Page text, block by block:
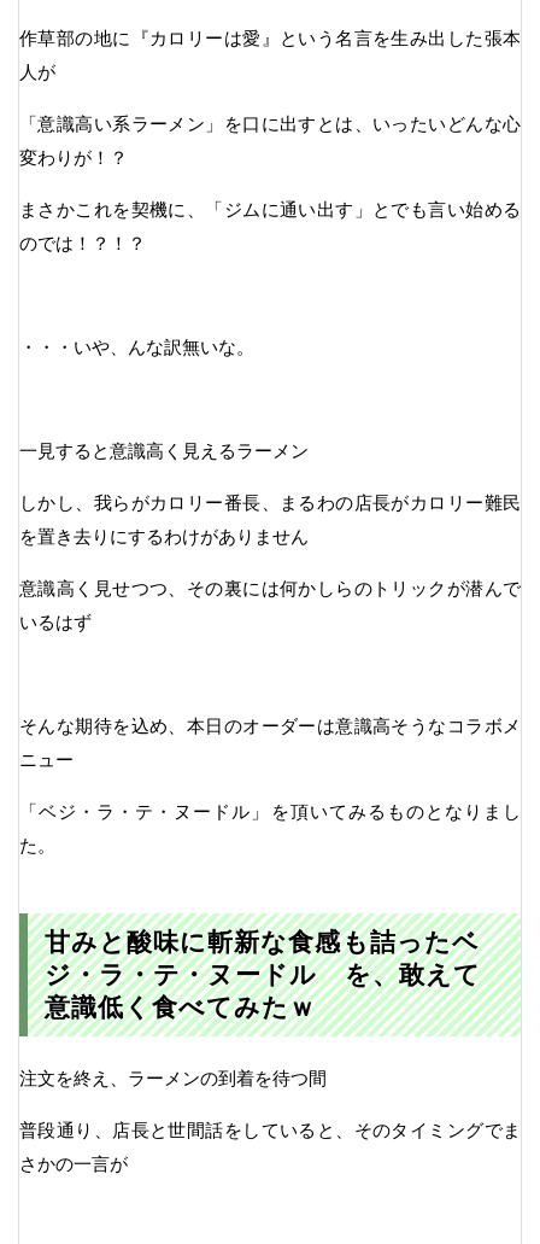
作草部の地に『カロリーは愛』という名言を生み出した張本
人が
「意識高い系ラーメン」を口に出すとは、いったいどんな心
変わりが！？
まさかこれを契機に、「ジムに通い出す」とでも言い始める
のでは！？！？
・・・いや、んな訳無いな。
一見すると意識高く見えるラーメン
しかし、我らがカロリー番長、まるわの店長がカロリー難民
を置き去りにするわけがありません
意識高く見せつつ、その裏には何かしらのトリックが潜んで
いるはず
そんな期待を込め、本日のオーダーは意識高そうなコラボメ
ニュー
「ベジ・ラ・テ・ヌードル」を頂いてみるものとなりまし
た。
甘みと酸味に斬新な食感も詰ったベ
ジ・ラ・テ・ヌードル を、敢えて
意識低く食べてみたｗ
注文を終え、ラーメンの到着を待つ間
普段通り、店長と世間話をしていると、そのタイミングでま
さかの一言が